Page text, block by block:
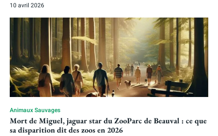
10 avril 2026
Animaux Sauvages
Mort de Miguel, jaguar star du ZooParc de Beauval : ce que
sa disparition dit des zoos en 2026